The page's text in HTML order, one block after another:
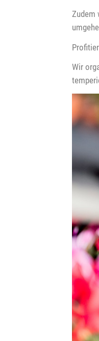
Zudem
Wir